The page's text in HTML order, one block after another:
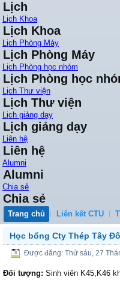
Lịch
Lịch Khoa
Lịch Khoa
Lịch Phòng Máy
Lịch Phòng Máy
Lịch Phòng học nhóm
Lịch Phòng học
Lịch Thư viện
Lịch Thư viện
Lịch giảng dạy
Lịch giảng dạy
Liên hệ
Liên hệ
Alumni
Alumni
Chia sẻ
Chia sẻ
Trang chủ Liên kết CTU
Học bổng Cty Thép Tây
Được đăng: Thứ sáu, 27
Đối tượng: Sinh viên K45,K46